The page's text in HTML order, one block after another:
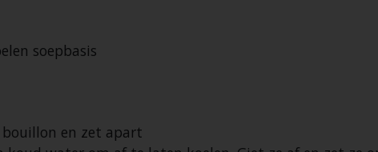
soepbasis
en zet apart